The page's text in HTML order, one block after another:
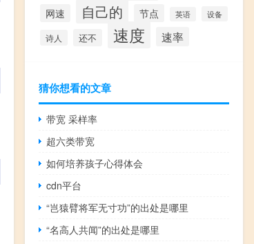
网速 自己的 节点 英语 设备
诗人 还不 速度 速率
猜你想看的文章
带宽 采样率
超六类带宽
如何培养孩子心得体会
cdn平台
“岂猿臂将军无寸功”的出处是哪里
“名高人共闻”的出处是哪里